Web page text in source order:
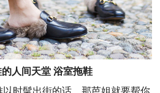
人间天堂 浴室拖鞋
时髦出街的话，那芭姐就要帮你